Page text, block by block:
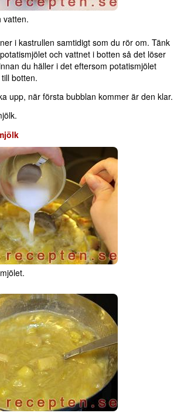
vatten.
i kastrullen samtidigt som du rör om. Tänk
och vattnet i botten så det löser
du häller i det eftersom potatismjölet
botten.
upp, när första bubblan kommer är den klar.